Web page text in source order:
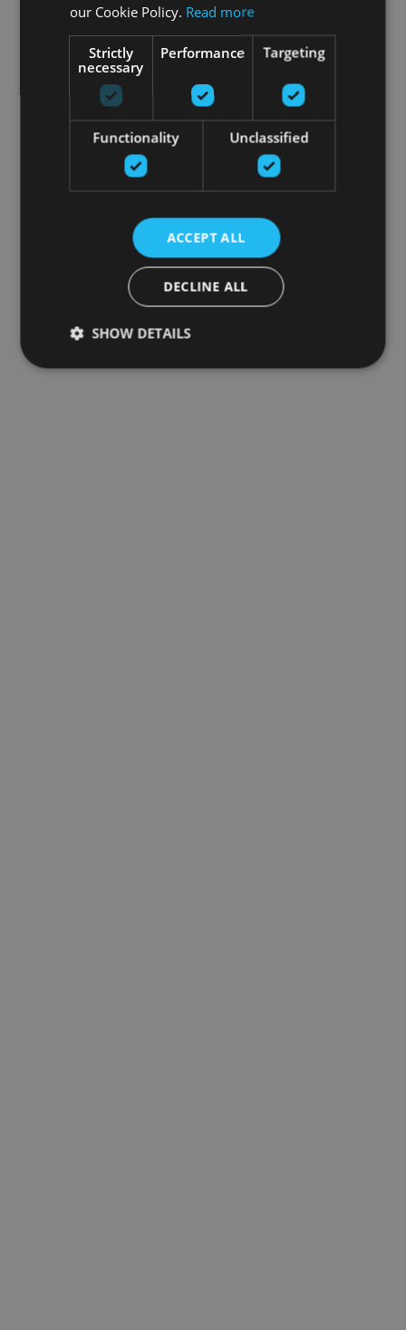
our Cookie Policy. Read more
Strictly
necessary
Performance Targeting
Functionality Unclassified
ACCEPT ALL
DECLINE ALL
SHOW DETAILS